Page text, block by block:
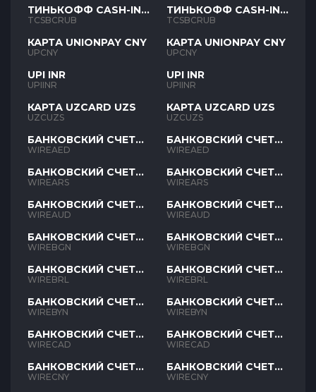
ТИНЬКОФФ CASH-IN
RUB
TCSBCRUB
КАРТА UNIONPAY CNY
UPCNY
UPI INR
UPIINR
КАРТА UZCARD UZS
UZCUZS
БАНКОВСКИЙ СЧЕТ
AED
WIREAED
БАНКОВСКИЙ СЧЕТ
ARS
WIREARS
БАНКОВСКИЙ СЧЕТ
AUD
WIREAUD
БАНКОВСКИЙ СЧЕТ
BGN
WIREBGN
БАНКОВСКИЙ СЧЕТ
BRL
WIREBRL
БАНКОВСКИЙ СЧЕТ
BYN
WIREBYN
БАНКОВСКИЙ СЧЕТ
CAD
WIRECAD
БАНКОВСКИЙ СЧЕТ
CNY
WIRECNY
ТИНЬКОФФ CASH-IN
RUB
TCSBCRUB
КАРТА UNIONPAY CNY
UPCNY
UPI INR
UPIINR
КАРТА UZCARD UZS
UZCUZS
БАНКОВСКИЙ СЧЕТ
AED
WIREAED
БАНКОВСКИЙ СЧЕТ
ARS
WIREARS
БАНКОВСКИЙ СЧЕТ
AUD
WIREAUD
БАНКОВСКИЙ СЧЕТ
BGN
WIREBGN
БАНКОВСКИЙ СЧЕТ
BRL
WIREBRL
БАНКОВСКИЙ СЧЕТ
BYN
WIREBYN
БАНКОВСКИЙ СЧЕТ
CAD
WIRECAD
БАНКОВСКИЙ СЧЕТ
CNY
WIRECNY